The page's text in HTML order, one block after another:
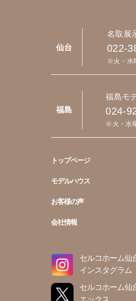
仙台
名取展
022-
※火・水
福島
福島モ
024-
※火・水
セルコホーム仙
インスタグラム
セルコホーム仙
エックス
トップページ
モデルハウス
お客様の声
会社情報